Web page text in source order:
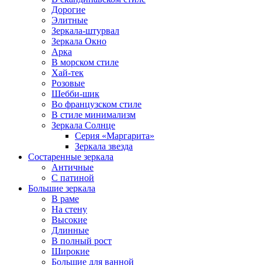
Дорогие
Элитные
Зеркала-штурвал
Зеркала Окно
Арка
В морском стиле
Хай-тек
Розовые
Шебби-шик
Во французском стиле
В стиле минимализм
Зеркала Солнце
Серия «Маргарита»
Зеркала звезда
Состаренные зеркала
Античные
С патиной
Большие зеркала
В раме
На стену
Высокие
Длинные
В полный рост
Широкие
Большие для ванной